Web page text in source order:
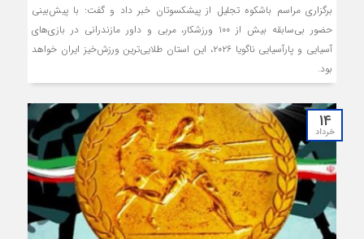
برگزاری مراسم باشکوه تجلیل از پیشکسوتان خبر داد و گفت: با پیش‌بینی
حضور بی‌سابقه بیش از ۱۰۰ ورزشکار، مربی و داور مازندرانی در بازی‌های
آسیایی و پارآسیایی ناگویا ۲۰۲۶، این استان طلایی‌ترین ورزش‌خیز ایران خواهد
بود.
14
خرداد